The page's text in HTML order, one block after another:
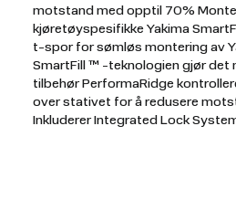
motstand med opptil 70%
kjøretøyspesifikke Yakima
t-spor for sømløs montering av
SmartFill ™ -teknologien gjør det
tilbehør PerformaRidge
over stativet for å redusere
Inkluderer Integrated Lock